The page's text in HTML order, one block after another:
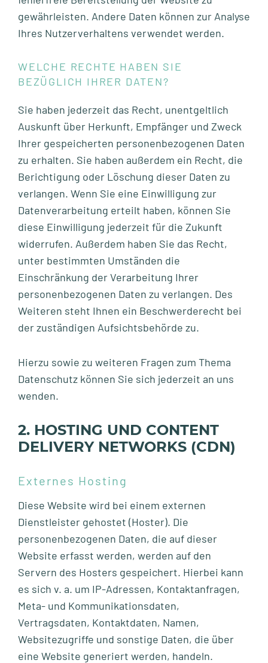
gewährleisten. Andere Daten können zur Analyse
Ihres Nutzerverhaltens verwendet werden.
WELCHE RECHTE HABEN SIE
BEZÜGLICH IHRER DATEN?
Sie haben jederzeit das Recht, unentgeltlich
Auskunft über Herkunft, Empfänger und Zweck
Ihrer gespeicherten personenbezogenen Daten
zu erhalten. Sie haben außerdem ein Recht, die
Berichtigung oder Löschung dieser Daten zu
verlangen. Wenn Sie eine Einwilligung zur
Datenverarbeitung erteilt haben, können Sie
diese Einwilligung jederzeit für die Zukunft
widerrufen. Außerdem haben Sie das Recht,
unter bestimmten Umständen die
Einschränkung der Verarbeitung Ihrer
personenbezogenen Daten zu verlangen. Des
Weiteren steht Ihnen ein Beschwerderecht bei
der zuständigen Aufsichtsbehörde zu.
Hierzu sowie zu weiteren Fragen zum Thema
Datenschutz können Sie sich jederzeit an uns
wenden.
2. HOSTING UND CONTENT
DELIVERY NETWORKS (CDN)
Externes Hosting
Diese Website wird bei einem externen
Dienstleister gehostet (Hoster). Die
personenbezogenen Daten, die auf dieser
Website erfasst werden, werden auf den
Servern des Hosters gespeichert. Hierbei kann
es sich v. a. um IP-Adressen, Kontaktanfragen,
Meta- und Kommunikationsdaten,
Vertragsdaten, Kontaktdaten, Namen,
Websitezugriffe und sonstige Daten, die über
eine Website generiert werden, handeln.